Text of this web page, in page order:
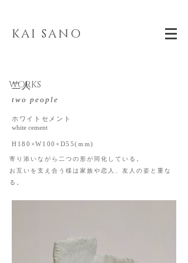
KAI SANO
WORKS
二人
two people
ホワイトセメント
white cement
H180×W100×D55(mm)
寄り添いながら二つの形が同化している。
お互いを支え合う様は家族や恋人、友人の姿と重な
る。